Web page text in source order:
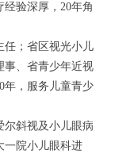
验深厚，20年角
任；省区视光小儿
事、省青少年近视
年，服务儿童青少
尔斜视及小儿眼病
一院小儿眼科进